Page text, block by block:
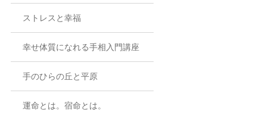
ストレスと幸福
幸せ体質になれる手相入門講座
手のひらの丘と平原
運命とは。宿命とは。